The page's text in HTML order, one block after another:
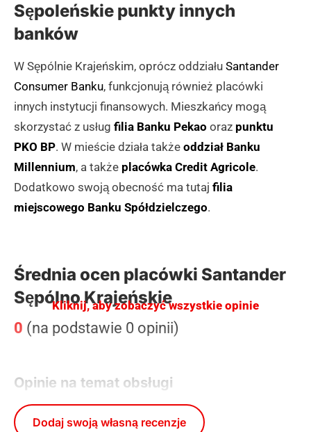
Sępoleńskie punkty innych
banków
W Sępólnie Krajeńskim, oprócz oddziału Santander
Consumer Banku, funkcjonują również placówki
innych instytucji finansowych. Mieszkańcy mogą
skorzystać z usług filia Banku Pekao oraz punktu
PKO BP. W mieście działa także oddział Banku
Millennium, a także placówka Credit Agricole.
Dodatkowo swoją obecność ma tutaj filia
miejscowego Banku Spółdzielczego.
Średnia ocen placówki Santander
Sępólno Krajeńskie
0 (na podstawie 0 opinii)
Opinie na temat obsługi
Kliknij, aby zobaczyć wszystkie opinie
Dodaj swoją własną recenzje